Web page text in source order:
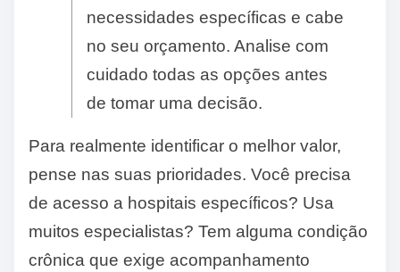
necessidades específicas e cabe
no seu orçamento. Analise com
cuidado todas as opções antes
de tomar uma decisão.
Para realmente identificar o melhor valor,
pense nas suas prioridades. Você precisa
de acesso a hospitais específicos? Usa
muitos especialistas? Tem alguma condição
crônica que exige acompanhamento